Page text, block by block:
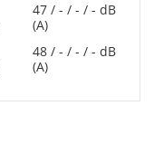
47 / - / - / - dB
(A)
48 / - / - / - dB
(A)